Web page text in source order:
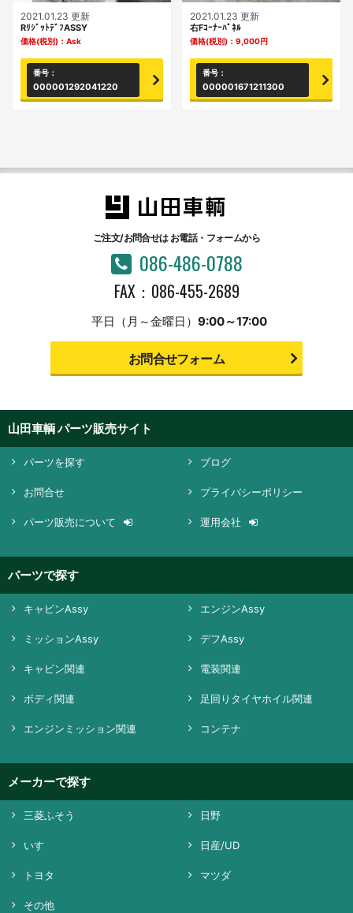
2021.01.23 更新
RﾘｼﾞｯﾄﾃﾞﾌASSY
価格(税別)： Ask
番号：
000001292041220
2021.01.23 更新
右Fｺｰﾅｰﾊﾟﾈﾙ
価格(税別)：9,000円
番号：
000001671211300
ご注文/お問合せはお電話・フォームから
086-486-0788
FAX：086-455-2689
平日（月～金曜日） 9:00～17:00
お問合せフォーム
山田車輌 パーツ販売サイト
パーツを探す ブログ
お問合せ プライバシーポリシー
パーツ販売について 運用会社
パーツで探す
キャビンAssy エンジンAssy
ミッションAssy デフAssy
キャビン関連 電装関連
ボディ関連 足回りタイヤホイル関連
エンジンミッション関連 コンテナ
メーカーで探す
三菱ふそう 日野
いすゞ 日産/UD
トヨタ マツダ
その他